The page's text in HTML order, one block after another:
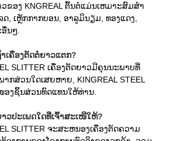
ຂອງ KNGREAL ຕົ້ນຕໍແມ່ນເຫມາະສົມສໍາ
ດ, ເຫຼັກກາກບອນ, ອາລູມິນຽມ, ທອງແດງ,
ນໆ.
ເຄື່ອງຕັດຕໍ່ຍາວແຕກ?
SLITTER ເຄື່ອງຕັດຍາວມີຄຸນນະພາບທີ່
ກສ່ວນໃດເສຍຫາຍ, KINGREAL STEEL
ອງຊິ້ນສ່ວນທົດແທນໃຫ້ທ່ານ.
ວປະເພດໃດທີ່ເຈົ້າສະເໜີໃຫ້?
SLITTER ຈະສະຫນອງເຄື່ອງຕັດຄວາມ